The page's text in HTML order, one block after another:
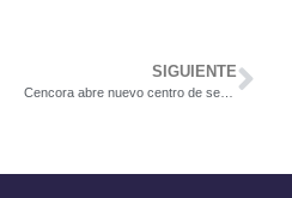
SIGUIENTE
Cencora abre nuevo centro de servicios y anuncia 240 nuevos empleos en el país